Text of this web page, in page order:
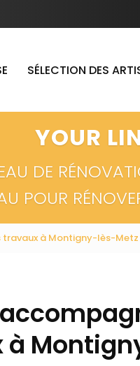
SÉLECTION DES
YOUR
DE
POUR
à Montigny-lès-Metz